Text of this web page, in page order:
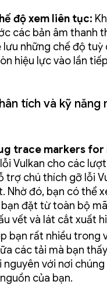
độ xem liên tục:
các bản âm thanh
lưu những chế độ tuỳ
hiệu lực vào lần
tích và kỹ năng
trace markers for
Vulkan cho các
trợ chú thích gỡ lỗi
Nhờ đó, bạn có thể
đặt từ toàn bộ
vết và lát cắt xuất
bạn rất nhiều trong
các tải mà bạn
nguyên với nơi
của bạn.